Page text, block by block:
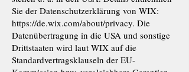
Sie der Datenschutzerklärung von WIX:
https://de.wix.com/about/privacy. Die
Datenübertragung in die USA und sonstige
Drittstaaten wird laut WIX auf die
Standardvertragsklauseln der EU-